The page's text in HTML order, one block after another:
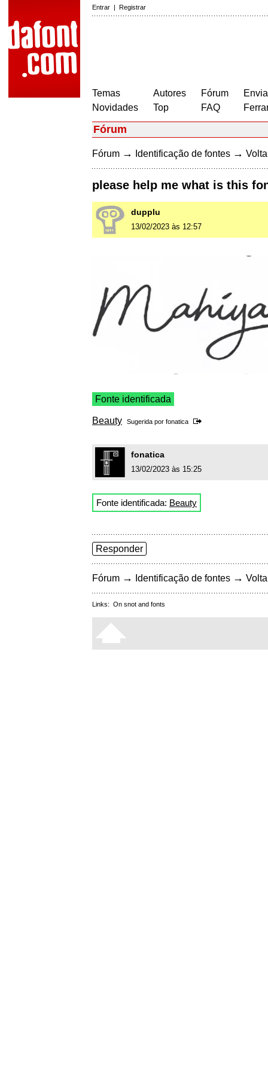
Entrar | Registrar
Temas
Novidades
Autores
Top
Fórum
FAQ
Fórum
Fórum → Identificação de fontes →
please help me what is this
dupplu
13/02/2023 às 12:57
Fonte identificada
Beauty Sugerida por fonatica
fonatica
13/02/2023 às 15:25
Fonte identificada: Beauty
Responder
Fórum → Identificação de fontes →
Links: On snot and fonts